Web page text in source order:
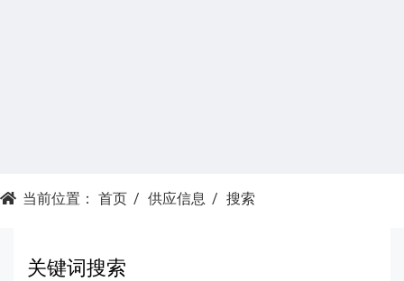
当前位置： 首页 供应信息 搜索
关键词搜索